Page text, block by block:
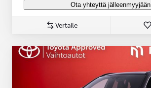
Ota yhteyttä jälleenmyyjään
Vertaile